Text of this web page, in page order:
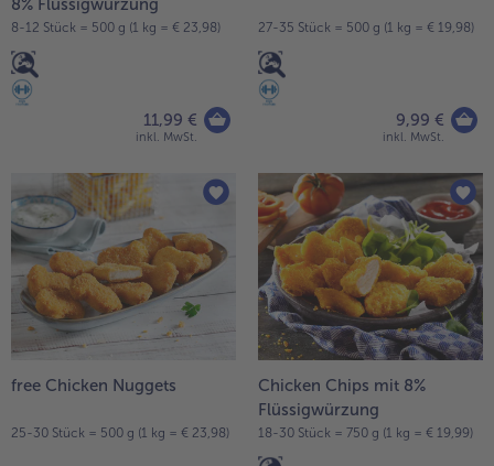
alle Brot & Brötchen
Süßspeisen
alle Obst
Wein & Spirituosen
alle Wein & Spirituosen
Küchenutensilien
alle Für die Heißluftfritteuse
bofrost*high Protein
bofrost*plus.
alle bofrost*plus.
8% Flüssigwürzung
8-12 Stück = 500 g (1 kg = € 23,98)
11,99 €
inkl. MwSt.
27-35 Stück = 500 g (1 kg = € 19,98)
9,99 €
inkl. MwSt.
free Chicken Nuggets
25-30 Stück = 500 g (1 kg = € 23,98)
Chicken Chips mit 8%
Flüssigwürzung
18-30 Stück = 750 g (1 kg = € 19,99)